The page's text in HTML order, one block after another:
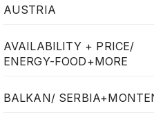
AUSTRIA
AVAILABILITY + PRICE/
ENERGY-FOOD+MORE
BALKAN/